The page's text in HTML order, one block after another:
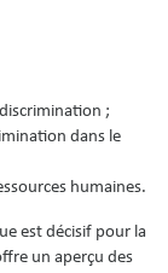
;
dans le
humaines.
est décisif pour la
un aperçu des